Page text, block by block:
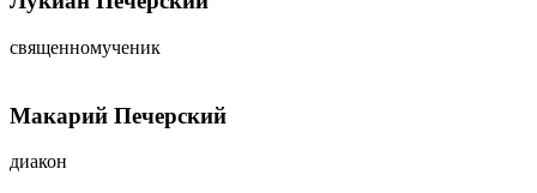
священномученик
Макарий Печерский
диакон